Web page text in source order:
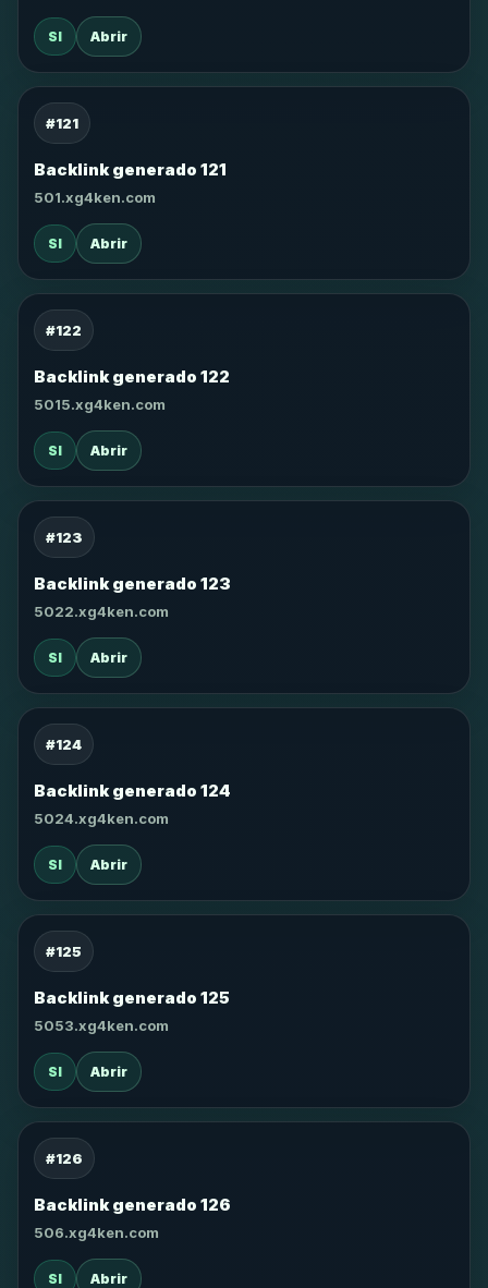
SI Abrir
#121
Backlink generado 121
501.xg4ken.com
SI Abrir
#122
Backlink generado 122
5015.xg4ken.com
SI Abrir
#123
Backlink generado 123
5022.xg4ken.com
SI Abrir
#124
Backlink generado 124
5024.xg4ken.com
SI Abrir
#125
Backlink generado 125
5053.xg4ken.com
SI Abrir
#126
Backlink generado 126
506.xg4ken.com
SI Abrir